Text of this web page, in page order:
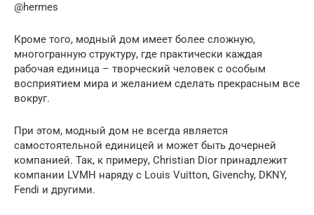
@hermes
Кроме того, модный дом имеет более сложную,
многогранную структуру, где практически каждая
рабочая единица – творческий человек с особым
восприятием мира и желанием сделать прекрасным все
вокруг.
При этом, модный дом не всегда является
самостоятельной единицей и может быть дочерней
компанией. Так, к примеру, Christian Dior принадлежит
компании LVMH наряду с Louis Vuitton, Givenchy, DKNY,
Fendi и другими.